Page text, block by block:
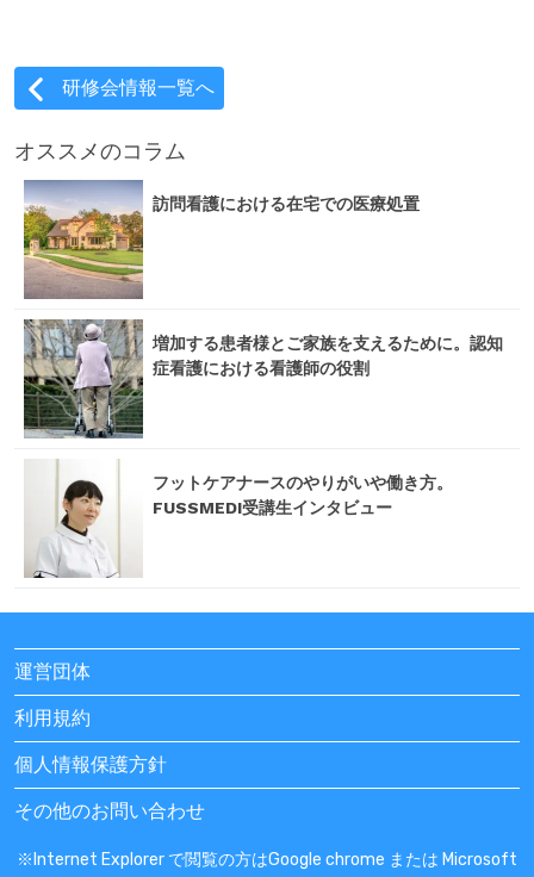
研修会情報一覧へ
オススメのコラム
訪問看護における在宅での医療処置
増加する患者様とご家族を支えるために。認知
症看護における看護師の役割
フットケアナースのやりがいや働き方。
FUSSMEDI受講生インタビュー
運営団体
利用規約
個人情報保護方針
その他のお問い合わせ
※Internet Explorer で閲覧の方はGoogle chrome または Microsoft